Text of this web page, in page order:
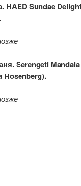
HAED Sundae
Serengeti
Rosenberg).